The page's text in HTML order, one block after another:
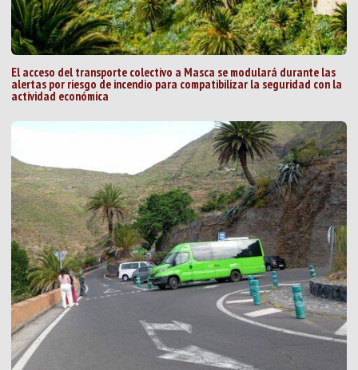
El acceso del transporte colectivo a Masca se modulará durante las
alertas por riesgo de incendio para compatibilizar la seguridad con la
actividad económica